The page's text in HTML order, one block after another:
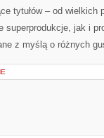
tytułów – od wielkich
superprodukcje, jak i
z myślą o różnych